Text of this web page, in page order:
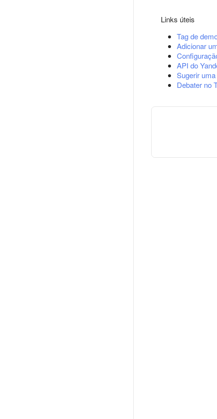
Links úteis
Tag de
Adicionar
API do
Sugerir
Debater no